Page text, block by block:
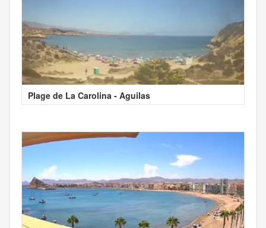
Plage de La Carolina - Aguilas